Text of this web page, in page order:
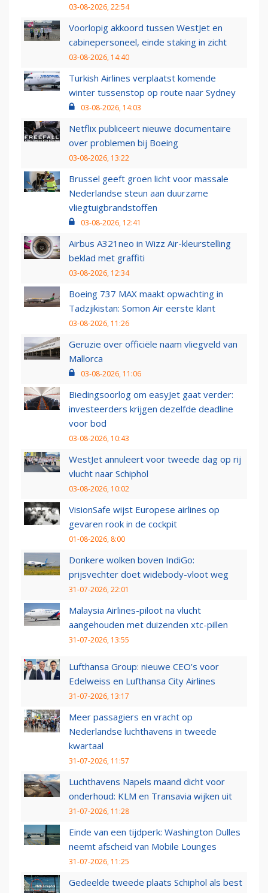
03-08-2026, 22:54
Voorlopig akkoord tussen WestJet en
cabinepersoneel, einde staking in zicht
03-08-2026, 14:40
Turkish Airlines verplaatst komende
winter tussenstop op route naar Sydney
03-08-2026, 14:03
Netflix publiceert nieuwe documentaire
over problemen bij Boeing
03-08-2026, 13:22
Brussel geeft groen licht voor massale
Nederlandse steun aan duurzame
vliegtuigbrandstoffen
03-08-2026, 12:41
Airbus A321neo in Wizz Air-kleurstelling
beklad met graffiti
03-08-2026, 12:34
Boeing 737 MAX maakt opwachting in
Tadzjikistan: Somon Air eerste klant
03-08-2026, 11:26
Geruzie over officiële naam vliegveld van
Mallorca
03-08-2026, 11:06
Biedingsoorlog om easyJet gaat verder:
investeerders krijgen dezelfde deadline
voor bod
03-08-2026, 10:43
WestJet annuleert voor tweede dag op rij
vlucht naar Schiphol
03-08-2026, 10:02
VisionSafe wijst Europese airlines op
gevaren rook in de cockpit
01-08-2026, 8:00
Donkere wolken boven IndiGo:
prijsvechter doet widebody-vloot weg
31-07-2026, 22:01
Malaysia Airlines-piloot na vlucht
aangehouden met duizenden xtc-pillen
31-07-2026, 13:55
Lufthansa Group: nieuwe CEO’s voor
Edelweiss en Lufthansa City Airlines
31-07-2026, 13:17
Meer passagiers en vracht op
Nederlandse luchthavens in tweede
kwartaal
31-07-2026, 11:57
Luchthavens Napels maand dicht voor
onderhoud: KLM en Transavia wijken uit
31-07-2026, 11:28
Einde van een tijdperk: Washington Dulles
neemt afscheid van Mobile Lounges
31-07-2026, 11:25
Gedeelde tweede plaats Schiphol als best